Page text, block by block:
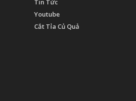
Tin Tức
Youtube
Cắt Tỉa Củ Quả